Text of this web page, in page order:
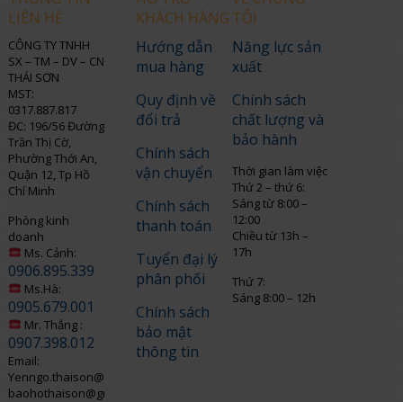
LIÊN HỆ
CÔNG TY TNHH
SX – TM – DV – CN
THÁI SƠN
MST:
0317.887.817
ĐC: 196/56 Đường
Trần Thị Cờ,
Phường Thới An,
Quận 12, Tp Hồ
Chí Minh
Phòng kinh
doanh
Ms. Cảnh:
0906.895.339
Ms.Hà:
0905.679.001
Mr. Thắng :
0907.398.012
Email:
Yenngo.thaison@gmail.com
baohothaison@gmail.com
KHÁCH HÀNG
Hướng dẫn
mua hàng
Quy định về
đổi trả
Chính sách
vận chuyển
Chính sách
thanh toán
Tuyển đại lý
phân phối
Chính sách
bảo mật
thông tin
TÔI
Năng lực sản
xuất
Chính sách
chất lượng và
bảo hành
Thời gian làm việc
Thứ 2 – thứ 6:
Sáng từ 8:00 –
12:00
Chiều từ 13h –
17h
Thứ 7:
Sáng 8:00 – 12h